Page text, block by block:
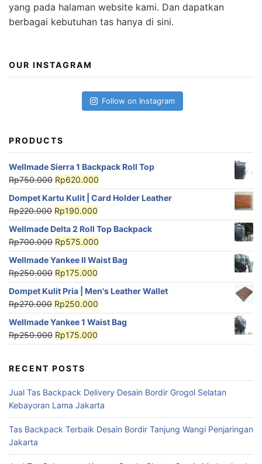
yang pada halaman website kami. Dan dapatkan
berbagai kebutuhan tas hanya di sini.
OUR INSTAGRAM
Follow on Instagram
PRODUCTS
Wellmade Sierra 1 Backpack Roll Top
Rp750.000 Rp620.000
Dompet Kartu Kulit | Card Holder Leather
Rp220.000 Rp190.000
Wellmade Delta 2 Roll Top Backpack
Rp700.000 Rp575.000
Wellmade Yankee II Waist Bag
Rp250.000 Rp175.000
Dompet Kulit Pria | Men's Leather Wallet
Rp270.000 Rp250.000
Wellmade Yankee 1 Waist Bag
Rp250.000 Rp175.000
RECENT POSTS
Jual Tas Backpack Delivery Desain Bordir Grogol Selatan
Kebayoran Lama Jakarta
Tas Backpack Terbaik Desain Bordir Tanjung Wangi Penjaringan
Jakarta